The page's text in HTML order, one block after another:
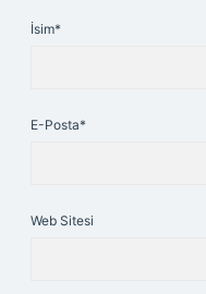
İsim*
E-Posta*
Web Sitesi